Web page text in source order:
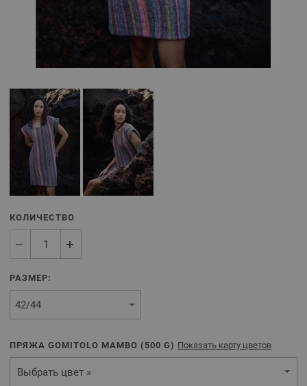
КОЛИЧЕСТВО
РАЗМЕР:
ПРЯЖА GOMITOLO MAMBO ( 500 G) Показать карту цветов
Выбрать цвет »